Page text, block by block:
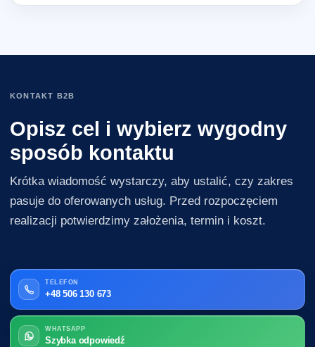
KONTAKT B2B
Opisz cel i wybierz wygodny
sposób kontaktu
Krótka wiadomość wystarczy, aby ustalić, czy zakres
pasuje do oferowanych usług. Przed rozpoczęciem
realizacji potwierdzimy założenia, termin i koszt.
TELEFON
+48 506 130 673
WHATSAPP
Szybka odpowiedź